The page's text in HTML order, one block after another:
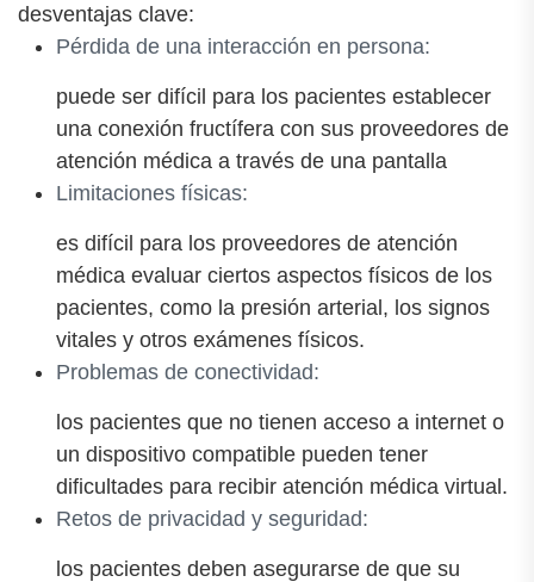
desventajas clave:
Pérdida de una interacción en persona:
puede ser difícil para los pacientes establecer
una conexión fructífera con sus proveedores de
atención médica a través de una pantalla
Limitaciones físicas:
es difícil para los proveedores de atención
médica evaluar ciertos aspectos físicos de los
pacientes, como la presión arterial, los signos
vitales y otros exámenes físicos.
Problemas de conectividad:
los pacientes que no tienen acceso a internet o
un dispositivo compatible pueden tener
dificultades para recibir atención médica virtual.
Retos de privacidad y seguridad:
los pacientes deben asegurarse de que su